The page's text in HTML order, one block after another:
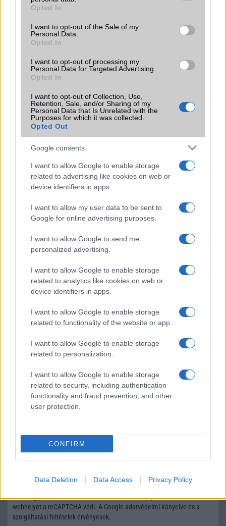
grant or deny consent to Google and its third-party tags to
use your data for below specified purposes in below Google
consent section.
Opted In
I want to opt-out of the Sale of my
Personal Data.
Opted In
I want to opt-out of processing my
Personal Data for Targeted Advertising.
Opted In
I want to opt-out of Collection, Use,
Retention, Sale, and/or Sharing of my
Personal Data that Is Unrelated with the
Purposes for which it was collected.
Opted Out
Google consents
I want to allow Google to enable storage
related to advertising like cookies on web or
device identifiers in apps.
I want to allow my user data to be sent to
Google for online advertising purposes.
I want to allow Google to send me
personalized advertising.
I want to allow Google to enable storage
related to analytics like cookies on web or
device identifiers in apps.
I want to allow Google to enable storage
related to functionality of the website or app.
I want to allow Google to enable storage
related to personalization.
I want to allow Google to enable storage
related to security, including authentication
functionality and fraud prevention, and other
user protection.
CONFIRM
Data Deletion Data Access Privacy Policy
Motorola
Samsung
Xiaomi
ZTE
Mennyibe kerül
Keressen a telefonboltok ajánlatai között!
TELEFONOK GYORSLISTA
Márka :
Feliratkozás a Telefonguru ingyenes hírlevelére
Elfogadom azAdatvédelmi és Adatkezelési TájékoztatótEzt a
webhelyet a reCAPTCHA védi. A Google adatvédelmi irányelve és a
szolgáltatási feltételek érvényesek.